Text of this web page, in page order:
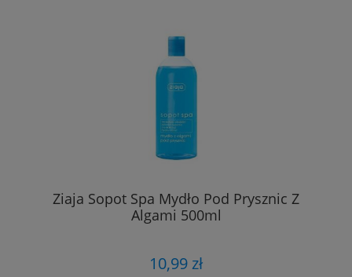
Ziaja Sopot Spa Mydło Pod Prysznic Z
Algami 500ml
10,99 zł